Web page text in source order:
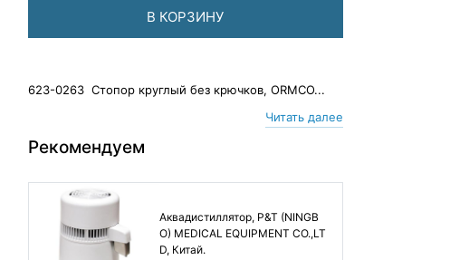
В КОРЗИНУ
623-0263 Стопор круглый без крючков, ORMCO...
Читать далее
Рекомендуем
Аквадистиллятор, P&T (NINGB
O) MEDICAL EQUIPMENT CO.,LT
D, Китай.